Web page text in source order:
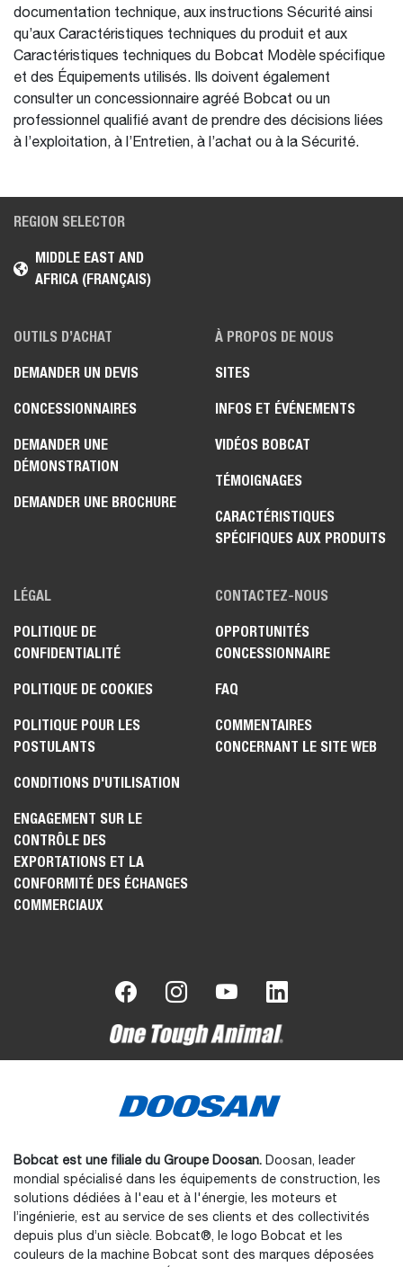
documentation technique, aux instructions Sécurité ainsi
qu’aux Caractéristiques techniques du produit et aux
Caractéristiques techniques du Bobcat Modèle spécifique
et des Équipements utilisés. Ils doivent également
consulter un concessionnaire agréé Bobcat ou un
professionnel qualifié avant de prendre des décisions liées
à l’exploitation, à l’Entretien, à l’achat ou à la Sécurité.
REGION SELECTOR
MIDDLE EAST AND
AFRICA (FRANÇAIS)
OUTILS D’ACHAT
DEMANDER UN DEVIS
CONCESSIONNAIRES
DEMANDER UNE
DÉMONSTRATION
DEMANDER UNE BROCHURE
À PROPOS DE NOUS
SITES
INFOS ET ÉVÉNEMENTS
VIDÉOS BOBCAT
TÉMOIGNAGES
CARACTÉRISTIQUES
SPÉCIFIQUES AUX PRODUITS
LÉGAL
POLITIQUE DE
CONFIDENTIALITÉ
POLITIQUE DE COOKIES
POLITIQUE POUR LES
POSTULANTS
CONDITIONS D'UTILISATION
ENGAGEMENT SUR LE
CONTRÔLE DES
EXPORTATIONS ET LA
CONFORMITÉ DES ÉCHANGES
COMMERCIAUX
CONTACTEZ-NOUS
OPPORTUNITÉS
CONCESSIONNAIRE
FAQ
COMMENTAIRES
CONCERNANT LE SITE WEB
Bobcat est une filiale du Groupe Doosan. Doosan, leader
mondial spécialisé dans les équipements de construction, les
solutions dédiées à l'eau et à l'énergie, les moteurs et
l’ingénierie, est au service de ses clients et des collectivités
depuis plus d’un siècle. Bobcat®, le logo Bobcat et les
couleurs de la machine Bobcat sont des marques déposées